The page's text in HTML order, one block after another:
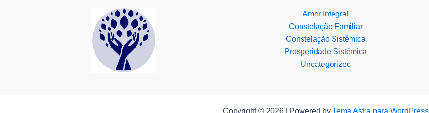
Amor Integral
Constelação Familiar
Constelação Sistêmica
Prosperidade Sistêmica
Uncategorized
Copyright © 2026 | Powered by Tema Astra para WordPress